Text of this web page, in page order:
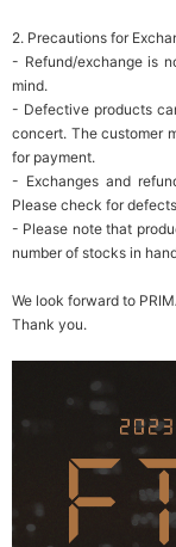
2. Precautions for
- Refund/exchange is
mind.
- Defective products
concert. The customer
for payment.
- Exchanges and
Please check for
- Please note that
number of stocks in
We look forward to
Thank you.